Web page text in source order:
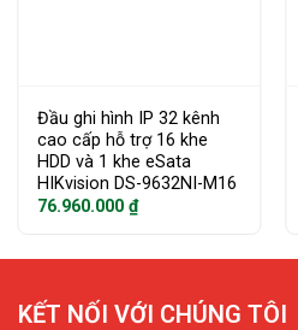
Đầu ghi hình IP 32 kênh
cao cấp hỗ trợ 16 khe
HDD và 1 khe eSata
HIKvision DS-9632NI-M16
76.960.000 ₫
KẾT NỐI VỚI CHÚNG TÔI